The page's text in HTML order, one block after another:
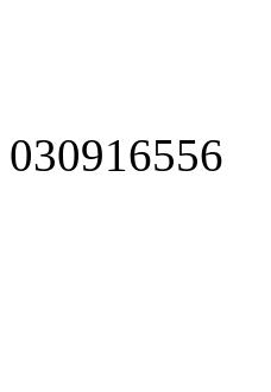
030916556